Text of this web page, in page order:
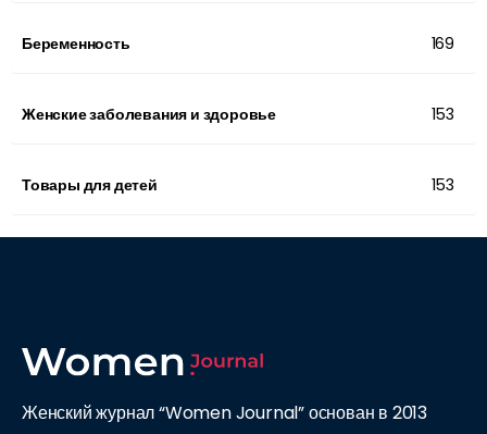
Беременность 169
Женские заболевания и здоровье 153
Товары для детей 153
Женский журнал “Women Journal” основан в 2013